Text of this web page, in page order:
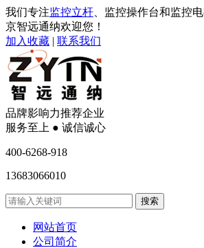
我们专注监控立杆 、监控操作台和监控
京智远通纳欢迎您！
加入收藏 | 联系我们
品牌影响力推荐企业
服务至上 ● 诚信诚心
400-6268-918
13683066010
网站首页
公司简介